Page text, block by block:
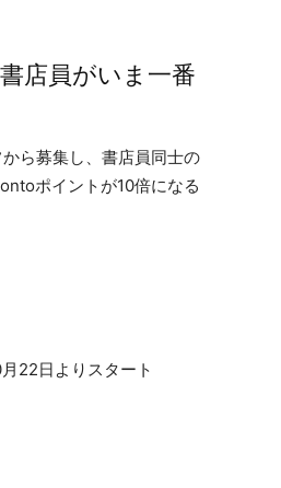
店員がいま一番
ら募集し、書店員同士の
ポイントが10倍になる